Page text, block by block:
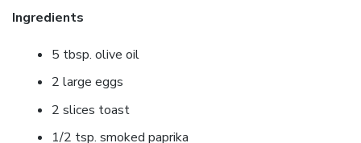
Ingredients
5 tbsp. olive oil
2 large eggs
2 slices toast
1/2 tsp. smoked paprika